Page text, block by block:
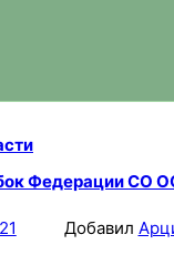
Федерации СО
Добавил